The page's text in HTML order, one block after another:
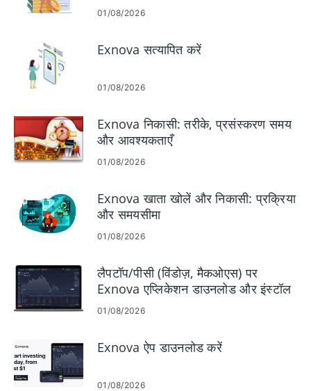
01/08/2026
Exnova सत्यापित करें
01/08/2026
Exnova निकासी: तरीके, प्रसंस्करण समय
और आवश्यकताएँ
01/08/2026
Exnova खाता खोलें और निकासी: प्रक्रिया
और समयसीमा
01/08/2026
लैपटॉप/पीसी (विंडोज़, मैकओएस) पर
Exnova एप्लिकेशन डाउनलोड और इंस्टॉल
करें
01/08/2026
Exnova ऐप डाउनलोड करें
01/08/2026